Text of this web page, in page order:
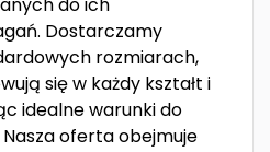
Dostarczamy
rozmiarach,
się w każdy kształt i
idealne warunki do
oferta obejmuje